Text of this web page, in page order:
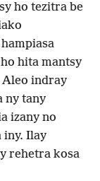
ho tezitra be
hita mantsy
Aleo indray
ny tany
izany no
iny. Ilay
rehetra kosa